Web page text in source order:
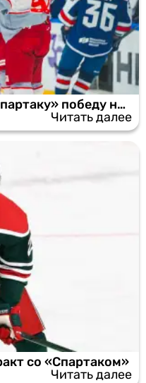
Дубль Принца принес «Спартаку» победу над «Торпедо»
Читать далее
со «Спартаком»
Читать далее